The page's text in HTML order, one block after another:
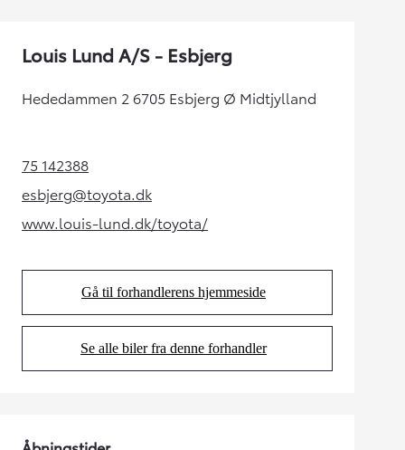
Louis Lund A/S - Esbjerg
Hededammen 2 6705 Esbjerg Ø Midtjylland
75 142388(Opens in new tab)
esbjerg@toyota.dk
(Opens in new tab)
www.louis-lund.dk/toyota/
(Opens in new tab)
Gå til forhandlerens hjemmeside
(Opens in new tab)
Se alle biler fra denne forhandler
(Opens in new tab)